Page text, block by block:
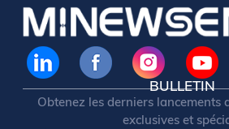
BULLETIN
Obtenez les derniers lancements
exclusives et